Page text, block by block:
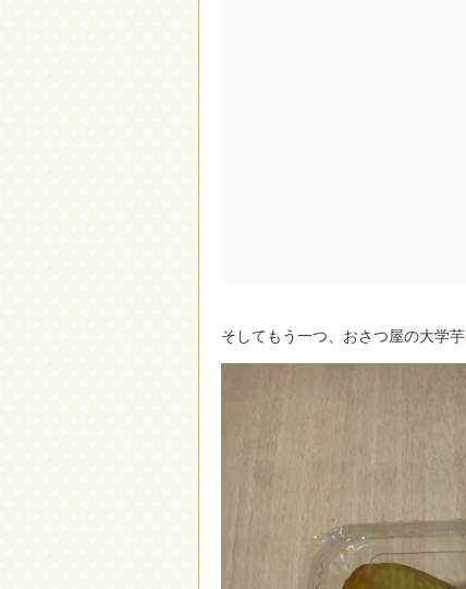
そしてもう一つ、おさつ屋の大学芋